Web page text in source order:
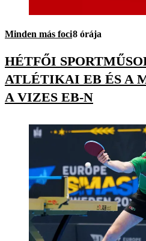
Minden más foci8 órája
HÉTFŐI
ATLÉTIKAI EB ÉS A
A VIZES EB-N